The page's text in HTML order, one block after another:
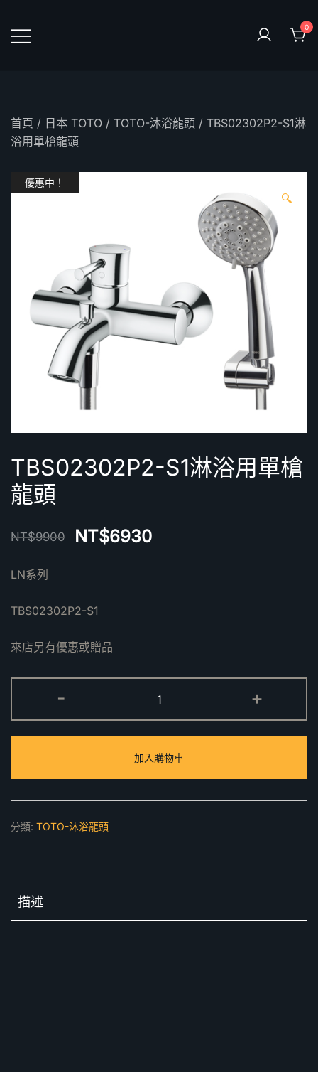
content
0
首頁 / 日本 TOTO / TOTO-沐浴龍頭 / TBS02302P2-S1淋
浴用單槍龍頭
優惠中！
🔍
TBS02302P2-S1淋浴用單槍
龍頭
NT$9900 NT$6930
LN系列
TBS02302P2-S1
來店另有優惠或贈品
-
S1
淋
用
單
槍
+
加入購物車
分類: TOTO-沐浴龍頭
描述